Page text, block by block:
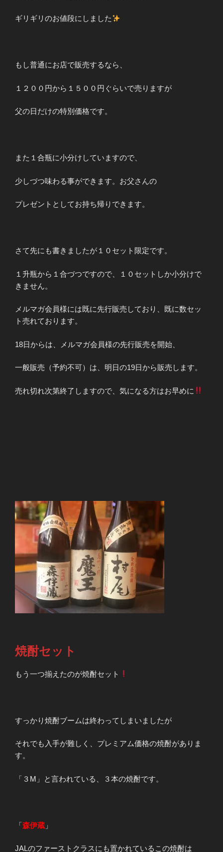
ギリギリのお値段にしました
もし普通にお店で販売するなら、
１２００円から１５００円ぐらいで売りますが
父の日だけの特別価格です。
また１合瓶に小分けしていますので、
少しづつ味わる事ができます。お父さんの
プレゼントとしてお持ち帰りできます。
さて先にも書きましたが１０セット限定です。
１升瓶から１合づつですので、１０セットしか小分けで
きません。
メルマガ会員様には既に先行販売しており、既に数セッ
ト売れております。
18日からは、メルマガ会員様の先行販売を開始、
一般販売（予約不可）は、明日の19日から販売します。
売れ切れ次第終了しますので、気になる方はお早めに
焼酎セット
もう一つ揃えたのが焼酎セット
すっかり焼酎ブームは終わってしまいましたが
それでも入手が難しく、プレミアム価格の焼酎がありま
す。
「３M」と言われている、３本の焼酎です。
「森伊蔵 」
JALのファーストクラスにも置かれているこの焼酎は